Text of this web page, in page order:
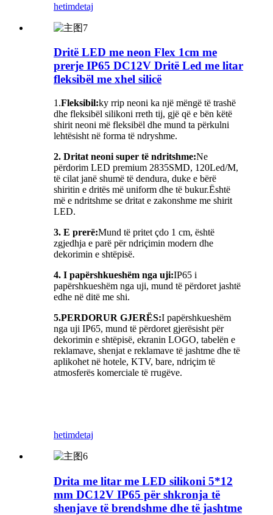
hetimdetaj
Dritë LED me neon Flex 1cm me
prerje IP65 DC12V Dritë Led me litar
fleksibël me xhel silicë
1.Fleksibil:ky rrip neoni ka një mëngë të trashë
dhe fleksibël silikoni rreth tij, gjë që e bën këtë
shirit neoni më fleksibël dhe mund ta përkulni
lehtësisht në forma të ndryshme.
2. Dritat neoni super të ndritshme:Ne
përdorim LED premium 2835SMD, 120Led/M,
të cilat janë shumë të dendura, duke e bërë
shiritin e dritës më uniform dhe të bukur.Është
më e ndritshme se dritat e zakonshme me shirit
LED.
3. E prerë:Mund të pritet çdo 1 cm, është
zgjedhja e parë për ndriçimin modern dhe
dekorimin e shtëpisë.
4. I papërshkueshëm nga uji:IP65 i
papërshkueshëm nga uji, mund të përdoret jashtë
edhe në ditë me shi.
5.PERDORUR GJERËS:I papërshkueshëm
nga uji IP65, mund të përdoret gjerësisht për
dekorimin e shtëpisë, ekranin LOGO, tabelën e
reklamave, shenjat e reklamave të jashtme dhe të
aplikohet në hotele, KTV, bare, ndriçim të
atmosferës komerciale të rrugëve.
hetimdetaj
Drita me litar me LED silikoni 5*12
mm DC12V IP65 për shkronja të
shenjave të brendshme dhe të jashtme